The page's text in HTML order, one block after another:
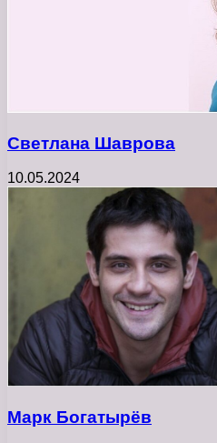
Светлана Шаврова
10.05.2024
Марк Богатырёв